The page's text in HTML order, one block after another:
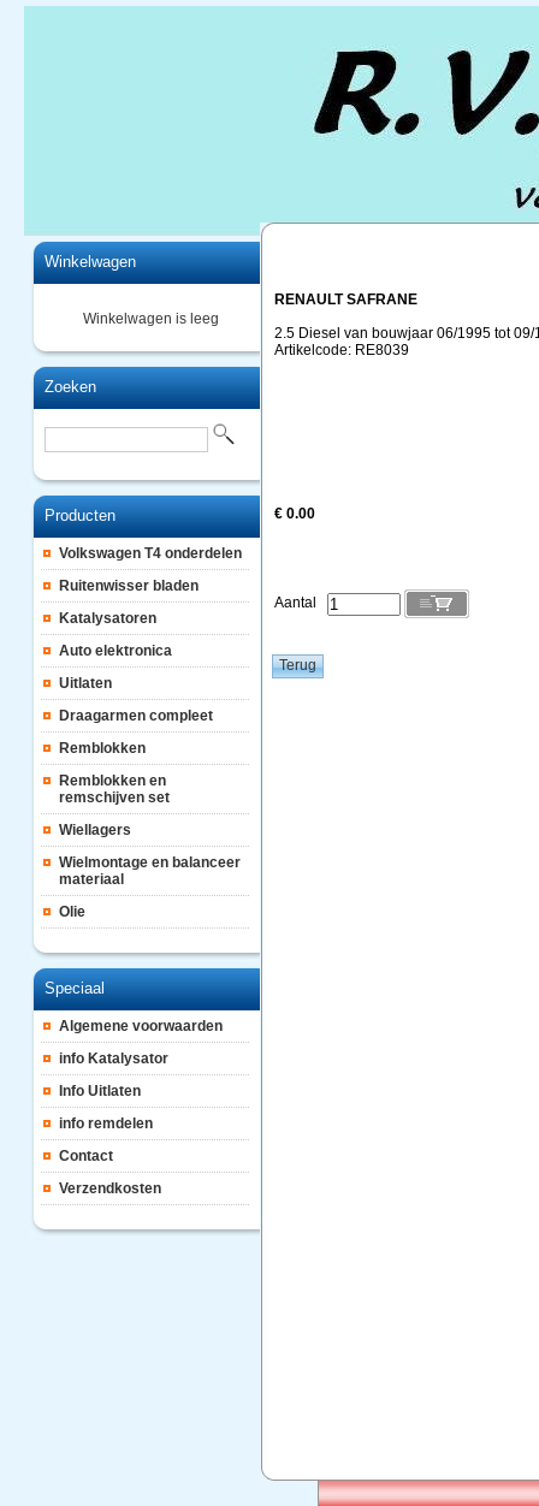
Winkelwagen
Winkelwagen is leeg
Zoeken
Producten
Volkswagen T4 onderdelen
Ruitenwisser bladen
Katalysatoren
Auto elektronica
Uitlaten
Draagarmen compleet
Remblokken
Remblokken en
remschijven set
Wiellagers
Wielmontage en balanceer
materiaal
Olie
Speciaal
Algemene voorwaarden
info Katalysator
Info Uitlaten
info remdelen
Contact
Verzendkosten
RENAULT SAFRANE
2.5 Diesel van bouwjaar 06/1995 tot 09/
Artikelcode: RE8039
€ 0.00
Aantal